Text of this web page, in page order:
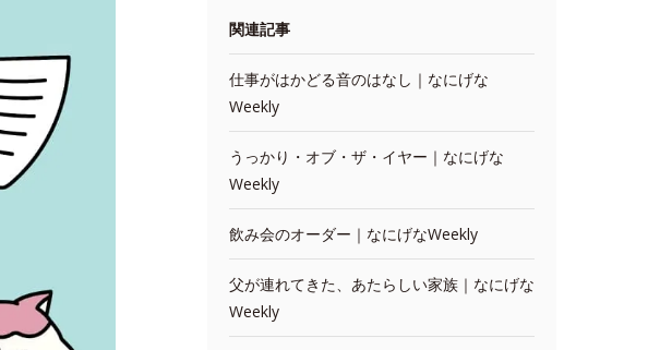
関連記事
仕事がはかどる音のはなし｜なにげな
Weekly
うっかり・オブ・ザ・イヤー｜なにげな
Weekly
飲み会のオーダー｜なにげなWeekly
父が連れてきた、あたらしい家族｜なにげな
Weekly